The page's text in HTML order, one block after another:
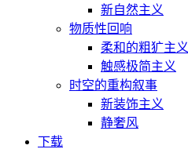
新自然主义
物质性回响
柔和的粗犷主义
触感极简主义
时空的重构叙事
新装饰主义
静奢风
下载